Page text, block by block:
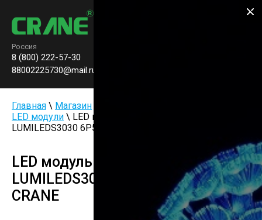
Россия
8 (800) 222-57-30
88002225730@mail.ru
Главная \ Магазин
LED модули \ LED модуль CR-Y349 30W-module
LUMILEDS3030 6P5S 120Lm/W CRANE
LED модуль CR-Y349 30W-module
LUMILEDS3030 6P5S 120Lm/W
CRANE